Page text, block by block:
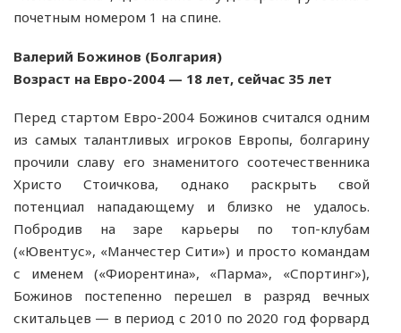
почетным номером 1 на спине.
Валерий Божинов (Болгария)
Возраст на Евро-2004 — 18 лет, сейчас 35 лет
Перед стартом Евро-2004 Божинов считался одним
из самых талантливых игроков Европы, болгарину
прочили славу его знаменитого соотечественника
Христо Стоичкова, однако раскрыть свой
потенциал нападающему и близко не удалось.
Побродив на заре карьеры по топ-клубам
(«Ювентус», «Манчестер Сити») и просто командам
с именем («Фиорентина», «Парма», «Спортинг»),
Божинов постепенно перешел в разряд вечных
скитальцев — в период с 2010 по 2020 год форвард